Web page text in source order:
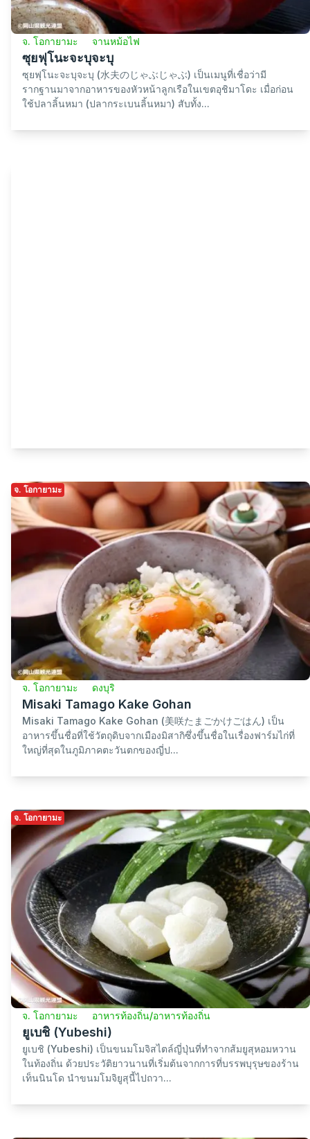
จ. โอกายามะ จานหม้อไฟ
ซุยฟุโนะจะบุจะบุ
ซุยฟุโนะจะบุจะบุ (水夫のじゃぶじゃぶ) เป็นเมนูที่เชื่อว่ามี
รากฐานมาจากอาหารของหัวหน้าลูกเรือในเขตอุชิมาโดะ เมื่อก่อน
ใช้ปลาลิ้นหมา (ปลากระเบนลิ้นหมา) สับทั้ง...
จ. โอกายามะ
จ. โอกายามะ ดงบุริ
Misaki Tamago Kake Gohan
Misaki Tamago Kake Gohan (美咲たまごかけごはん) เป็น
อาหารขึ้นชื่อที่ใช้วัตถุดิบจากเมืองมิสากิซึ่งขึ้นชื่อในเรื่องฟาร์มไก่ที่
ใหญ่ที่สุดในภูมิภาคตะวันตกของญี่ป...
จ. โอกายามะ
จ. โอกายามะ อาหารท้องถิ่น/อาหารท้องถิ่น
ยูเบชิ (Yubeshi)
ยูเบชิ (Yubeshi) เป็นขนมโมจิสไตล์ญี่ปุ่นที่ทำจากส้มยูสุหอมหวาน
ในท้องถิ่น ด้วยประวัติยาวนานที่เริ่มต้นจากการที่บรรพบุรุษของร้าน
เท็นนินโด นำขนมโมจิยูสุนี้ไปถวา...